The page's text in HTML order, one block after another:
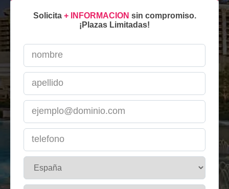
Solicita + INFORMACION sin compromiso.
¡Plazas Limitadas!